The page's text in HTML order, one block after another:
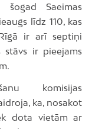
Saeimas
līdz 110, kas
ir arī septiņi
stāvs ir pieejams
komisijas
ka, nosakot
dota vietām ar